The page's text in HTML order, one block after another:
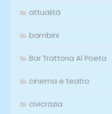
attualità
bambini
Bar Trattoria Al Poeta
cinema e teatro
civicrazia